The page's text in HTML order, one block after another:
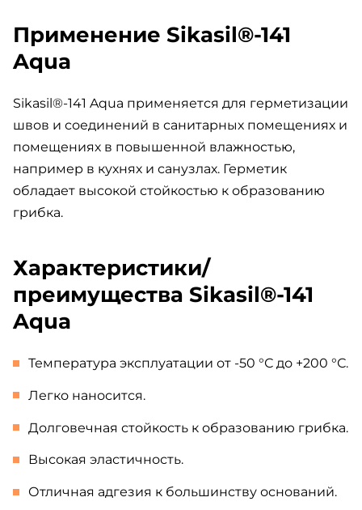
Применение Sikasil®-141
Aqua
Sikasil®-141 Aqua применяется для герметизации
швов и соединений в санитарных помещениях и
помещениях в повышенной влажностью,
например в кухнях и санузлах. Герметик
обладает высокой стойкостью к образованию
грибка.
Характеристики/
преимущества Sikasil®-141
Aqua
Температура эксплуатации от -50 °С до +200 °С.
Легко наносится.
Долговечная стойкость к образованию грибка.
Высокая эластичность.
Отличная адгезия к большинству оснований.